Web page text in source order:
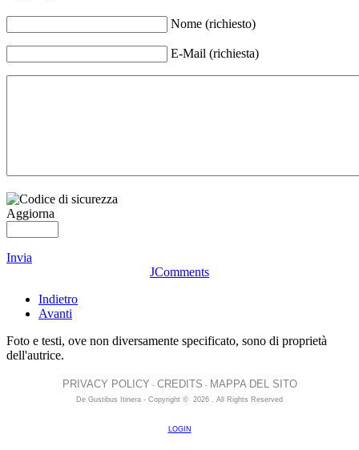
Nome (richiesto)
E-Mail (richiesta)
Aggiorna
Invia
JComments
Indietro
Avanti
Foto e testi, ove non diversamente specificato, sono di proprietà
dell'autrice.
PRIVACY POLICY - CREDITS - MAPPA DEL SITO
De Gustibus Itinera - Copyright © 2026 . All Rights Reserved
LOGIN